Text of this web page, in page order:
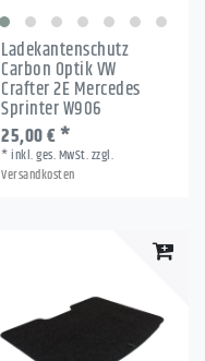
Ladekantenschutz
Carbon Optik VW
Crafter 2E Mercedes
Sprinter W906
25,00 € *
*inkl. ges. MwSt.zzgl.
Versandkosten